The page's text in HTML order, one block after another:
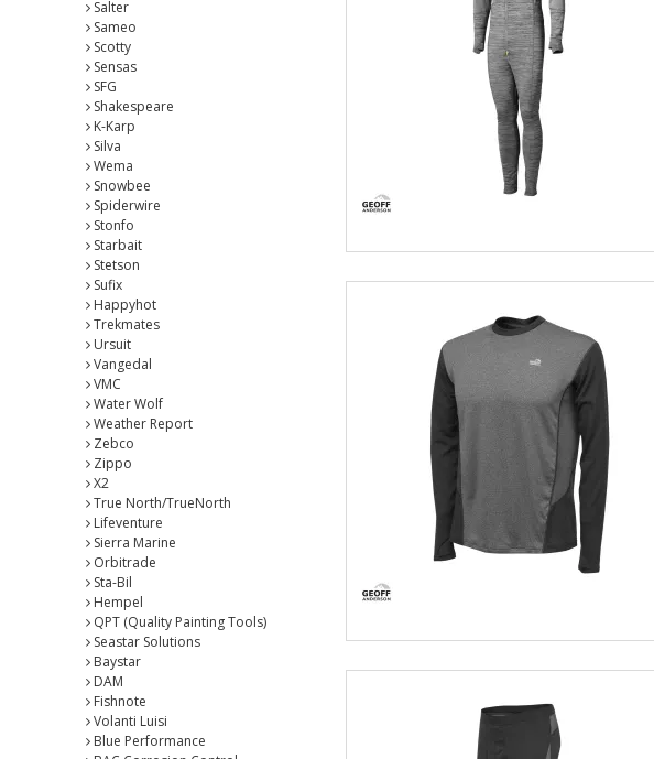
Salter
Sameo
Scotty
Sensas
SFG
Shakespeare
K-Karp
Silva
Wema
Snowbee
Spiderwire
Stonfo
Starbait
Stetson
Sufix
Happyhot
Trekmates
Ursuit
Vangedal
VMC
Water Wolf
Weather Report
Zebco
Zippo
X2
True North/TrueNorth
Lifeventure
Sierra Marine
Orbitrade
Sta-Bil
Hempel
QPT (Quality Painting Tools)
Seastar Solutions
Baystar
DAM
Fishnote
Volanti Luisi
Blue Performance